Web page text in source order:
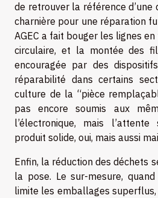
de retrouver la référence d’une
charnière pour une réparation
AGEC a fait bouger les lignes en
circulaire, et la montée des
encouragée par des
réparabilité dans certains
culture de la “pièce
pas encore soumis aux
l’électronique, mais
produit solide, oui, mais aussi
Enfin, la réduction des déchets
la pose. Le sur-mesure,
limite les emballages